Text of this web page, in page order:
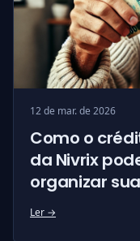
12 de mar. de 2026
Como o
da Nivrix
organizar
Ler →